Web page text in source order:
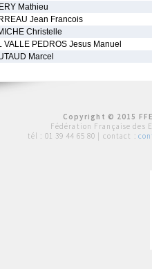
Mathieu
Jean Francois
Christelle
VALLE PEDROS Jesus Manuel
Marcel
Copyright © 2015
Fédération Française des
tél : 01 39 44 65 80 | contact :